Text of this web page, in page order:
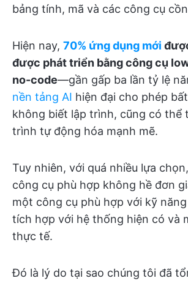
bảng tính, mã và các công cụ
Hiện nay, 70% ứng dụng mới
được phát triển bằng công cụ
no-code—gần gấp ba lần tỷ lệ
nền tảng AI hiện đại cho phép
không biết lập trình, cũng có thể
trình tự động hóa mạnh mẽ.
Tuy nhiên, với quá nhiều lựa
công cụ phù hợp không hề đơn
một công cụ phù hợp với kỹ
tích hợp với hệ thống hiện có và
thực tế.
Đó là lý do tại sao chúng tôi đã